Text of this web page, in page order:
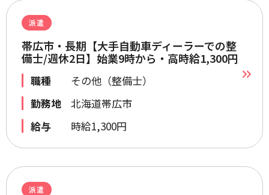
派遣
帯広市・長期【大手自動車ディーラーでの整
備士/週休2日】始業9時から・高時給1,300円
職種
その他（整備士）
勤務地
北海道帯広市
給与
時給1,300円
派遣